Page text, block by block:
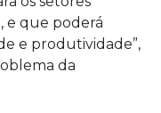
e que poderá
e produtividade”,
da